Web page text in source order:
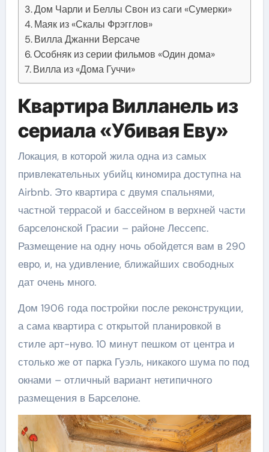
Дом Чарли и Беллы Свон из саги «Сумерки»
Маяк из «Скалы Фрэгглов»
Вилла Джанни Версаче
Особняк из серии фильмов «Один дома»
Вилла из «Дома Гуччи»
Квартира Вилланель из
сериала «Убивая Еву»
Локация, в которой жила одна из самых
привлекательных убийц киномира доступна на
Airbnb. Это квартира с двумя спальнями,
частной террасой и бассейном в верхней части
барселонской Грасии – районе Лессепс.
Размещение на одну ночь обойдется вам в 290
евро, и, на удивление, ближайших свободных
дат очень много.
Дом 1906 года постройки после реконструкции,
а сама квартира с открытой планировкой в
стиле арт-нуво. 10 минут пешком от центра и
столько же от парка Гуэль, никакого шума по под
окнами – отличный вариант нетипичного
размещения в Барселоне.